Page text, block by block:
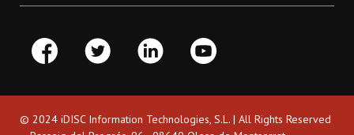
© 2024 iDISC Information Technologies, S.L. | All Rights Reserved